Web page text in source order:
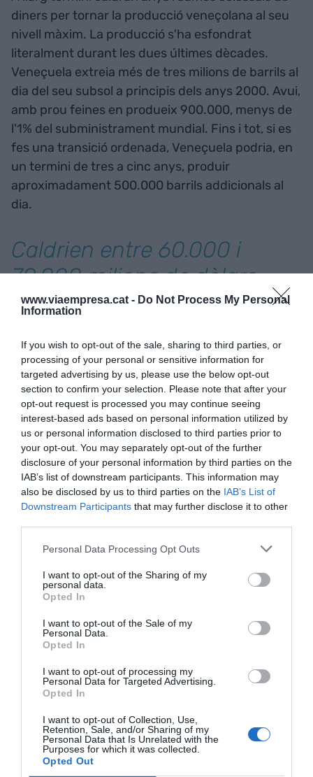
www.viaempresa.cat - Do Not Process My Personal
Information
If you wish to opt-out of the sale, sharing to third parties, or
processing of your personal or sensitive information for
targeted advertising by us, please use the below opt-out
section to confirm your selection. Please note that after your
opt-out request is processed you may continue seeing
interest-based ads based on personal information utilized by
us or personal information disclosed to third parties prior to
your opt-out. You may separately opt-out of the further
disclosure of your personal information by third parties on the
IAB’s list of downstream participants. This information may
also be disclosed by us to third parties on the IAB’s List of
Downstream Participants that may further disclose it to other
Personal Data Processing Opt Outs
I want to opt-out of the Sharing of my
personal data.
Opted In
I want to opt-out of the Sale of my
Personal Data.
Opted In
I want to opt-out of processing my
Personal Data for Targeted Advertising.
Opted In
I want to opt-out of Collection, Use,
Retention, Sale, and/or Sharing of my
Personal Data that Is Unrelated with the
Purposes for which it was collected.
Opted Out
diners per tornar la producció veneçolana al seu
nivell màxim. La producció s'ha esfondrat
literalment durant les dues últimes dècades.
Veneçuela extreia més de tres milions de barrils al
dia del seu subsol a principis dels anys 2000. Avui,
amb prou feines en produeix 900.000, menys de
l'1% del subministrament mundial. Fins i tot, si es
fes una transició ordenada, Veneçuela podria, en
un termini de tres a cinc anys, produir
aproximadament 500.000 barrils addicionals al
dia.
Caldrien entre 60.000 i
70.000 milions de dòlars
perquè Veneçuela
dos milions de barrils al dia
Després s’entraria en uns costos marginals
enormes (econòmics, però també tècnics i
logístics) per a qualsevol augment addicional
d’extracció. Molts estan treballant per intentar
quantificar el cost de modernitzar la indústria, i
caldrien entre 60.000 i 70.000 milions de dòlars
per tornar a més de dos milions de barrils al dia. Al
voltant de 10.000 milions de dòlars anuals durant
deu anys -xifres de l'Institut Baker
tema), i dels analistes del banc d’inversions
Jefferies-.
Les estimacions poden semblar sorprenents, però
negoci -simplement un tema sense complexitat
com construir un edifici, per exemple-. Aquestes
estimacions reflecteixen l'abast de la feina
necessària per reparar infraestructures
completament deteriorades. Les plataformes han